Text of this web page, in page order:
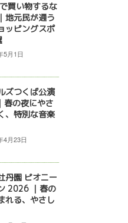
買い物するな
地元民が通う
ッピングスポ
5月1日
ズつくば公演
春の夜にやさ
、特別な音楽
4月23日
丹園 ピオニー
2026 ｜春の
れる、やさし